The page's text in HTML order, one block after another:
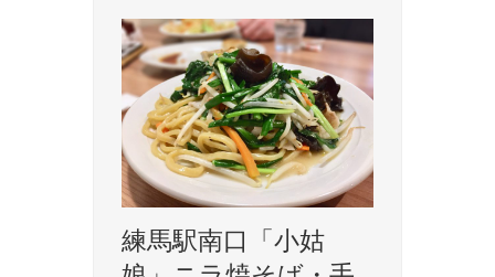
練馬駅南口「小姑